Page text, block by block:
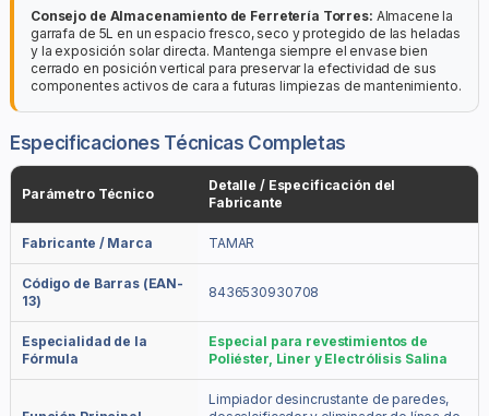
Consejo de Almacenamiento de Ferretería Torres: Almacene la
garrafa de 5L en un espacio fresco, seco y protegido de las heladas
y la exposición solar directa. Mantenga siempre el envase bien
cerrado en posición vertical para preservar la efectividad de sus
componentes activos de cara a futuras limpiezas de mantenimiento.
Especificaciones Técnicas Completas
Parámetro Técnico
Detalle / Especificación del
Fabricante
Fabricante / Marca TAMAR
Código de Barras (EAN-
13)
8436530930708
Especialidad de la
Fórmula
Especial para revestimientos de
Poliéster, Liner y Electrólisis Salina
Limpiador desincrustante de paredes,